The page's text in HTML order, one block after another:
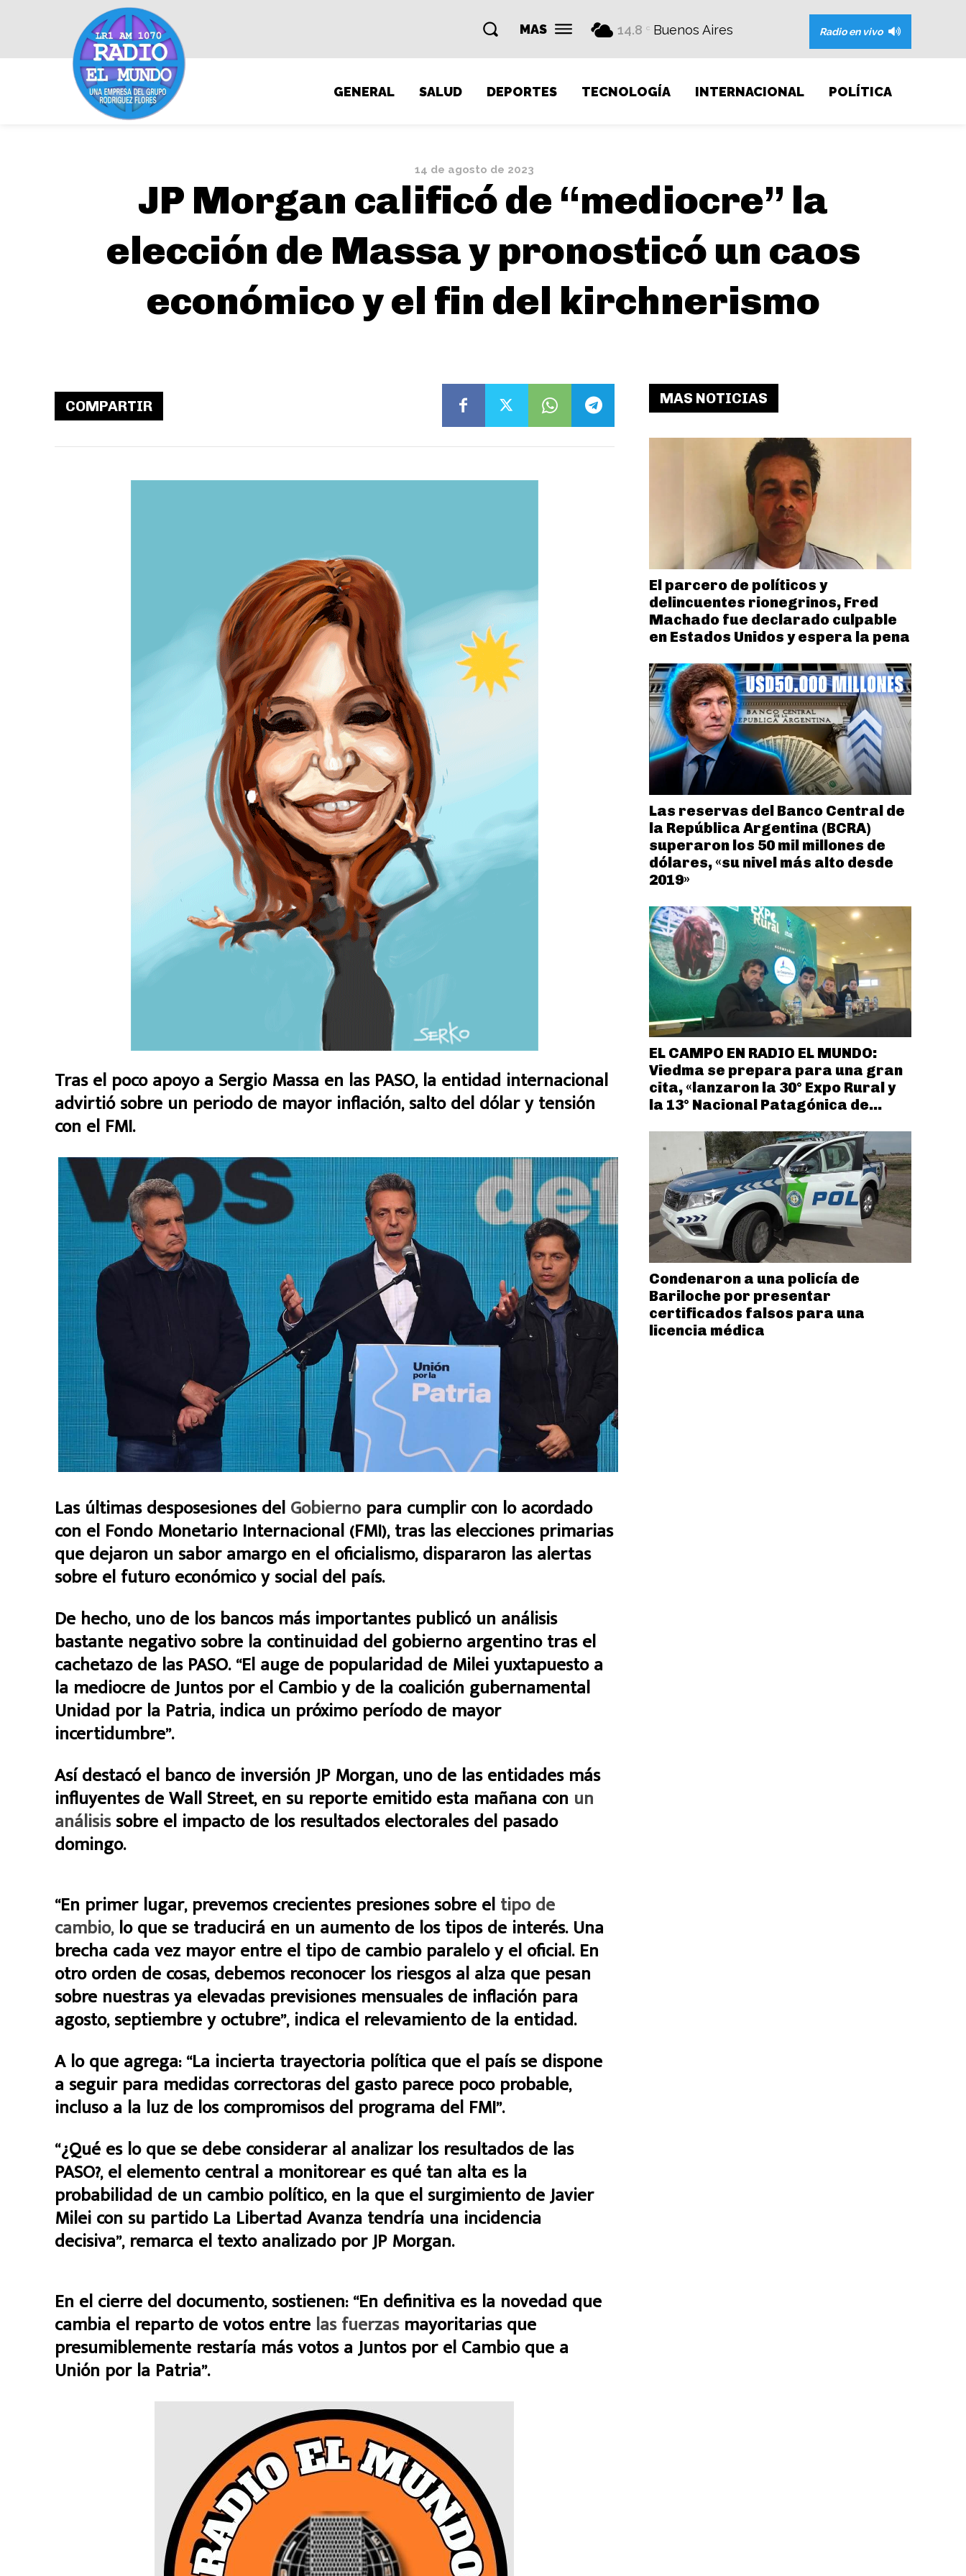
MAS 14.8 C Buenos Aires Radio en vivo
GENERAL SALUD DEPORTES TECNOLOGÍA INTERNACIONAL POLÍTICA
14 de agosto de 2023
JP Morgan calificó de “mediocre” la
elección de Massa y pronosticó un caos
económico y el fin del kirchnerismo
COMPARTIR
Tras el poco apoyo a Sergio Massa en las PASO, la entidad internacional
advirtió sobre un periodo de mayor inflación, salto del dólar y tensión
con el FMI.
Las últimas desposesiones delGobiernopara cumplir con lo acordado
con el Fondo Monetario Internacional (FMI), tras las elecciones primarias
que dejaron un sabor amargo en el oficialismo, dispararon las alertas
sobre el futuro económico y social del país.
De hecho, uno de los bancos más importantes publicó un análisis
bastante negativo sobre la continuidad del gobierno argentino tras el
cachetazo de las PASO. “El auge de popularidad de Milei yuxtapuesto a
la mediocre de Juntos por el Cambio y de la coalición gubernamental
Unidad por la Patria, indica un próximo período de mayor
incertidumbre”.
Así destacó el banco de inversión JP Morgan, uno de las entidades más
influyentes de Wall Street, en su reporte emitido esta mañana con un
análisissobre el impacto de los resultados electorales del pasado
domingo.
“En primer lugar, prevemos crecientes presiones sobre eltipo de
cambio,lo que se traducirá en un aumento de los tipos de interés. Una
brecha cada vez mayor entre el tipo de cambio paralelo y el oficial. En
otro orden de cosas, debemos reconocer los riesgos al alza que pesan
sobre nuestras ya elevadas previsiones mensuales de inflación para
agosto, septiembre y octubre”, indica el relevamiento de la entidad.
A lo que agrega: “La incierta trayectoria política que el país se dispone
a seguir para medidas correctoras del gasto parece poco probable,
incluso a la luz de los compromisos del programa del FMI”.
“¿Qué es lo que se debe considerar al analizar los resultados de las
PASO?, el elemento central a monitorear es qué tan alta es la
probabilidad de un cambio político, en la que el surgimiento de Javier
Milei con su partido La Libertad Avanza tendría una incidencia
decisiva”, remarca el texto analizado por JP Morgan.
En el cierre del documento, sostienen: “En definitiva es la novedad que
cambia el reparto de votos entre las fuerzasmayoritarias que
presumiblemente restaría más votos a Juntos por el Cambio que a
Unión por la Patria”.
MAS NOTICIAS
El parcero de políticos y
delincuentes rionegrinos, Fred
Machado fue declarado culpable
en Estados Unidos y espera la pena
Las reservas del Banco Central de
la República Argentina (BCRA)
superaron los 50 mil millones de
dólares, «su nivel más alto desde
2019»
EL CAMPO EN RADIO EL MUNDO:
Viedma se prepara para una gran
cita, «lanzaron la 30° Expo Rural y
la 13° Nacional Patagónica de...
Condenaron a una policía de
Bariloche por presentar
certificados falsos para una
licencia médica